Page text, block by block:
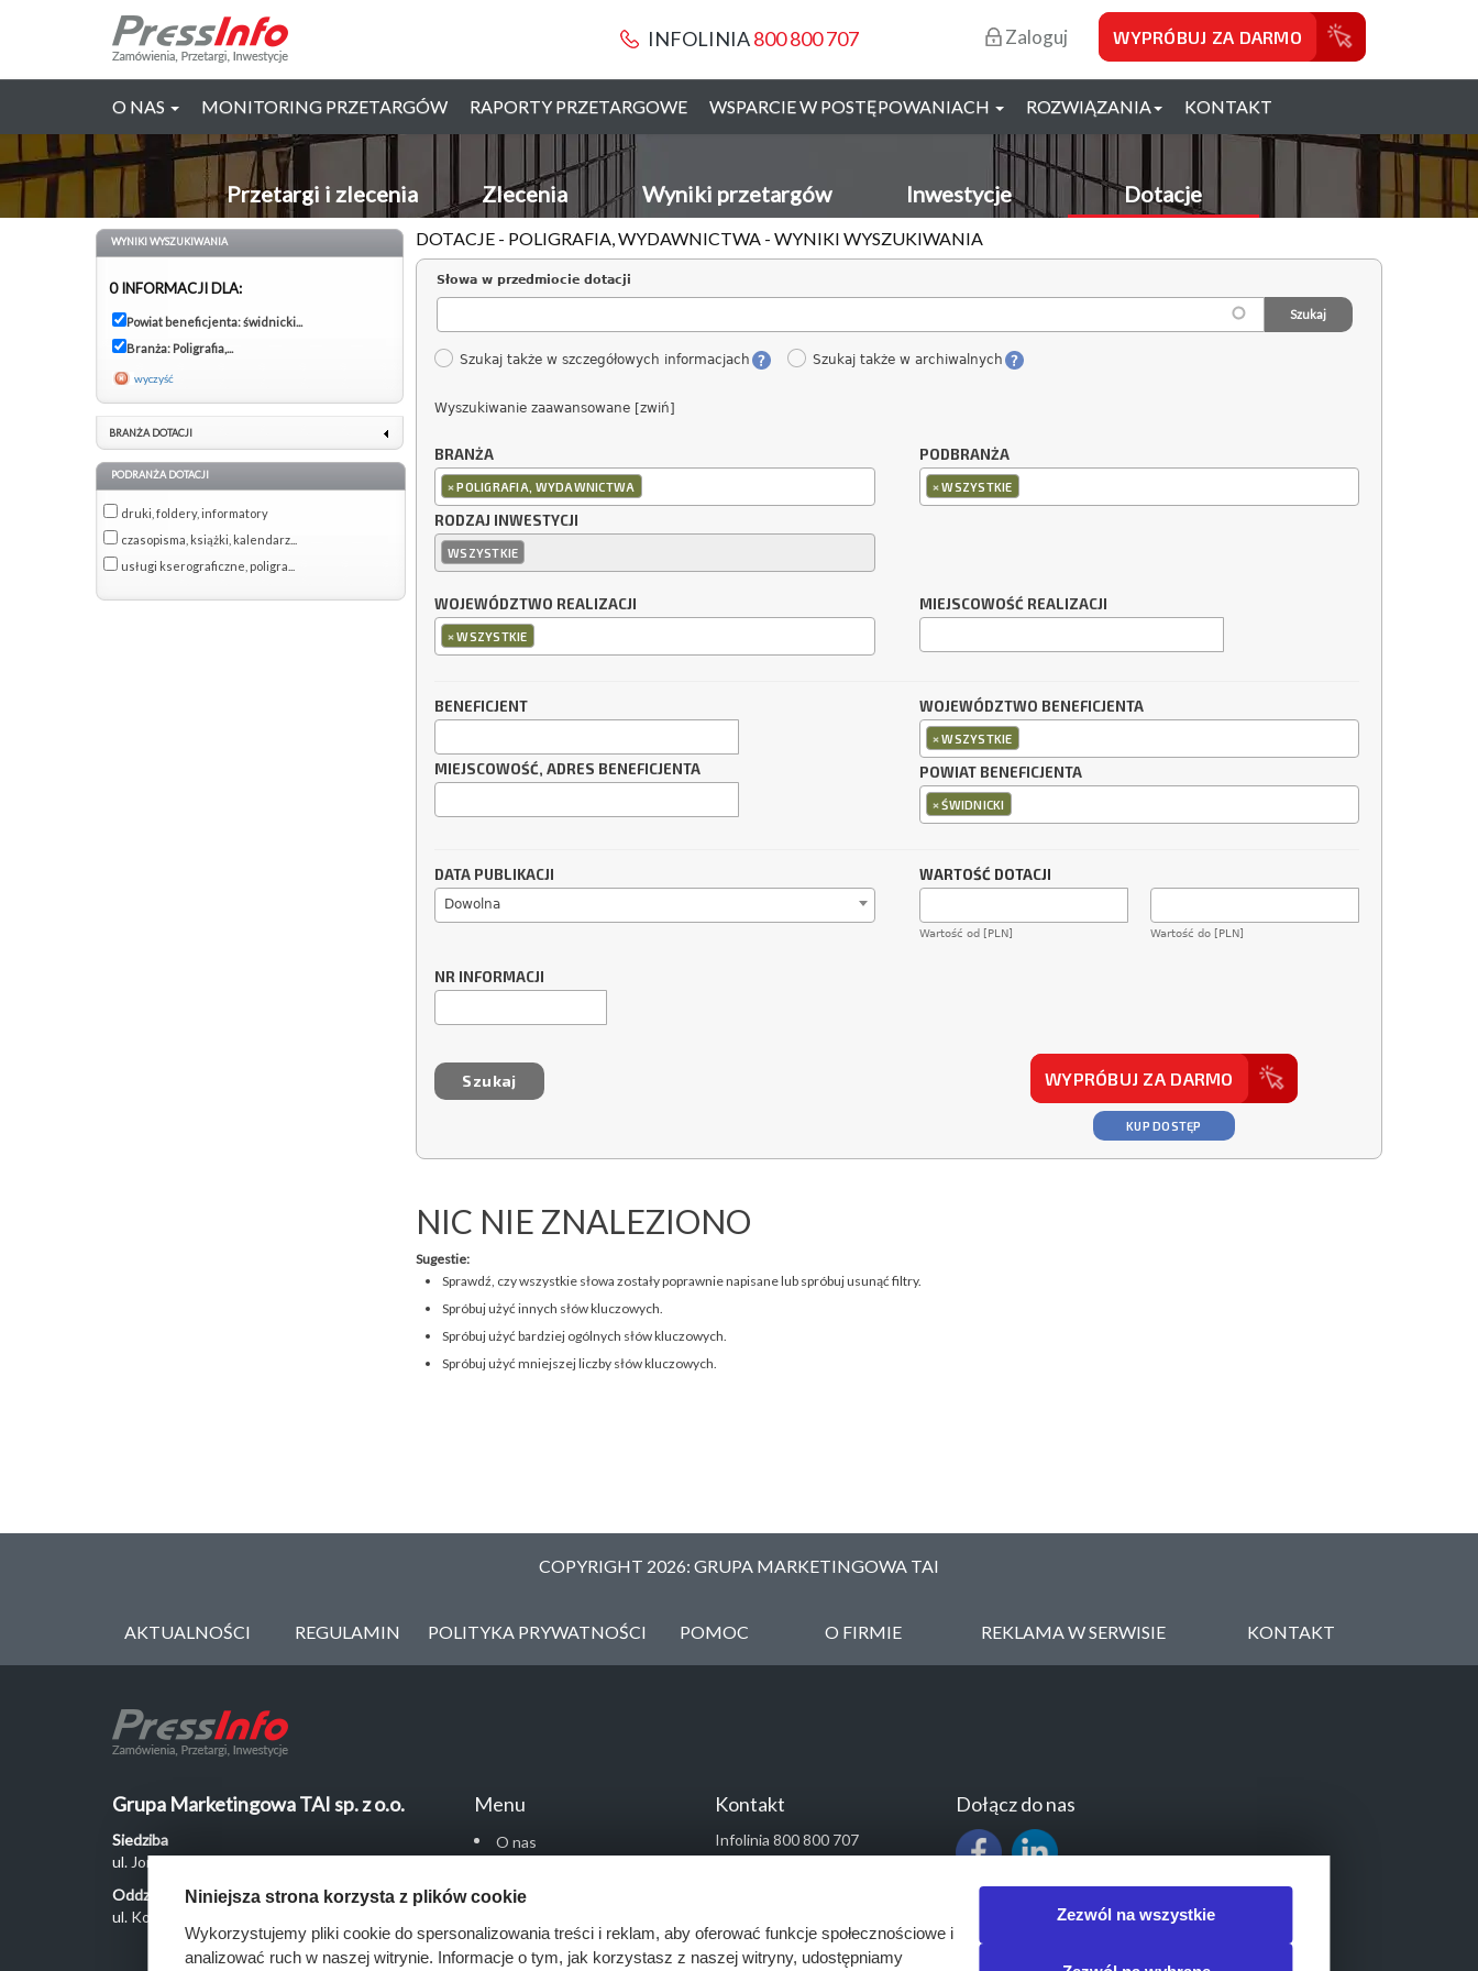
INFOLINIA800 800 707 Zaloguj WYPRÓBUJ ZA DARMO
O NAS MONITORING PRZETARGÓW RAPORTY PRZETARGOWE WSPARCIE W POSTĘPOWANIACH ROZWIĄZANIA KONTAKT
Przetargi i zlecenia Zlecenia Wyniki przetargów Inwestycje Dotacje
DOTACJE - POLIGRAFIA, WYDAWNICTWA - WYNIKI WYSZUKIWANIA
Słowa w przedmiocie dotacji
Szukaj także w szczegółowych informacjach Szukaj także w archiwalnych
Wyszukiwanie zaawansowane [zwiń]
BRANŻA
×POLIGRAFIA, WYDAWNICTWA
RODZAJ INWESTYCJI
WSZYSTKIE
PODBRANŻA
×WSZYSTKIE
WOJEWÓDZTWO REALIZACJI
×WSZYSTKIE
MIEJSCOWOŚĆ REALIZACJI
BENEFICJENT
MIEJSCOWOŚĆ, ADRES BENEFICJENTA
WOJEWÓDZTWO BENEFICJENTA
×WSZYSTKIE
POWIAT BENEFICJENTA
×ŚWIDNICKI
DATA PUBLIKACJI
Dowolna
WARTOŚĆ DOTACJI
Wartość od [PLN] Wartość do [PLN]
NR INFORMACJI
WYPRÓBUJ ZA DARMO
KUP DOSTĘP
NIC NIE ZNALEZIONO
Sugestie:
Sprawdź, czy wszystkie słowa zostały poprawnie napisane lub spróbuj usunąć filtry.
Spróbuj użyć innych słów kluczowych.
Spróbuj użyć bardziej ogólnych słów kluczowych.
Spróbuj użyć mniejszej liczby słów kluczowych.
WYNIKI WYSZUKIWANIA
0 INFORMACJI DLA:
Powiat beneficjenta: świdnicki...
Branża: Poligrafia,...
wyczyść
BRANŻA DOTACJI
PODRANŻA DOTACJI
druki, foldery, informatory
czasopisma, książki, kalendarz...
usługi kserograficzne, poligra...
COPYRIGHT 2026: GRUPA MARKETINGOWA TAI
AKTUALNOŚCI REGULAMIN POLITYKA PRYWATNOŚCI POMOC O FIRMIE REKLAMA W SERWISIE KONTAKT
Grupa Marketingowa TAI sp. z o.o.
Siedziba
ul. Jordanowska 12, 04-204 Warszawa
Oddział Poznań
ul. Kochanowskiego 18/6, 60-846 Poznań
Menu
O nas
Monitoring przetargów
Raporty przetargowe
Kontakt
Infolinia 800 800 707
kontakt@pressinfo.pl
Dołącz do nas
Niniejsza strona korzysta z plików cookie
Wykorzystujemy pliki cookie do spersonalizowania treści i reklam, aby oferować funkcje społecznościowe i
analizować ruch w naszej witrynie. Informacje o tym, jak korzystasz z naszej witryny, udostępniamy
Zezwól na wszystkie